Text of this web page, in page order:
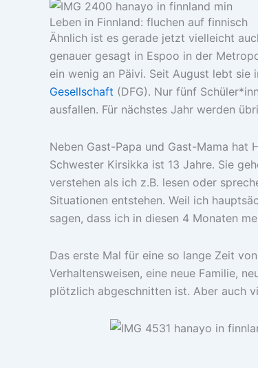
Leben in Finnland: fluchen auf finnisch
Ähnlich ist es gerade jetzt vielleicht
genauer gesagt in Espoo in der
ein wenig an Päivi. Seit August lebt sie
Gesellschaft (DFG). Nur fünf
ausfallen. Für nächstes Jahr werden
Neben Gast-Papa und Gast-Mama hat
Schwester Kirsikka ist 13 Jahre. Sie
verstehen als ich z.B. lesen oder
Situationen entstehen. Weil ich
sagen, dass ich in diesen 4 Monaten
Das erste Mal für eine so lange Zeit
Verhaltensweisen, eine neue Familie,
plötzlich abgeschnitten ist. Aber auch